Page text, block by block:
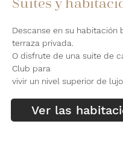
Suites y
Descanse en su
terraza privada.
O disfrute de una suite de
Club para
vivir un nivel superior de
Ver las